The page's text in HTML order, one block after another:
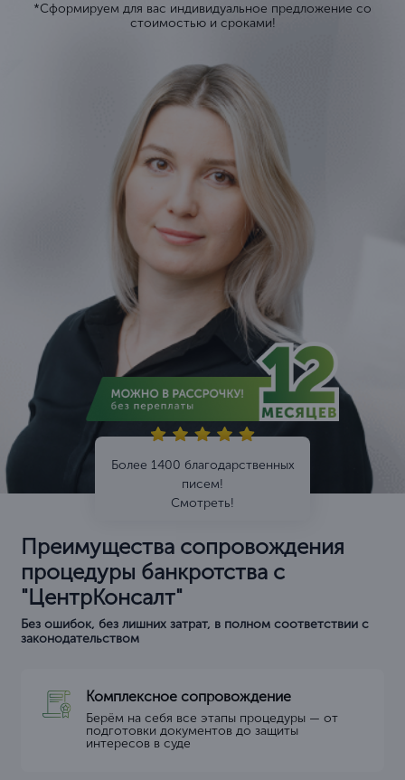
*Сформируем для вас индивидуальное предложение со
стоимостью и сроками!
Более 1400 благодарственных
писем!
Смотреть!
Преимущества сопровождения
процедуры банкротства с
"ЦентрКонсалт"
Без ошибок, без лишних затрат, в полном соответствии с
законодательством
Комплексное сопровождение
Берём на себя все этапы процедуры — от
подготовки документов до защиты
интересов в суде